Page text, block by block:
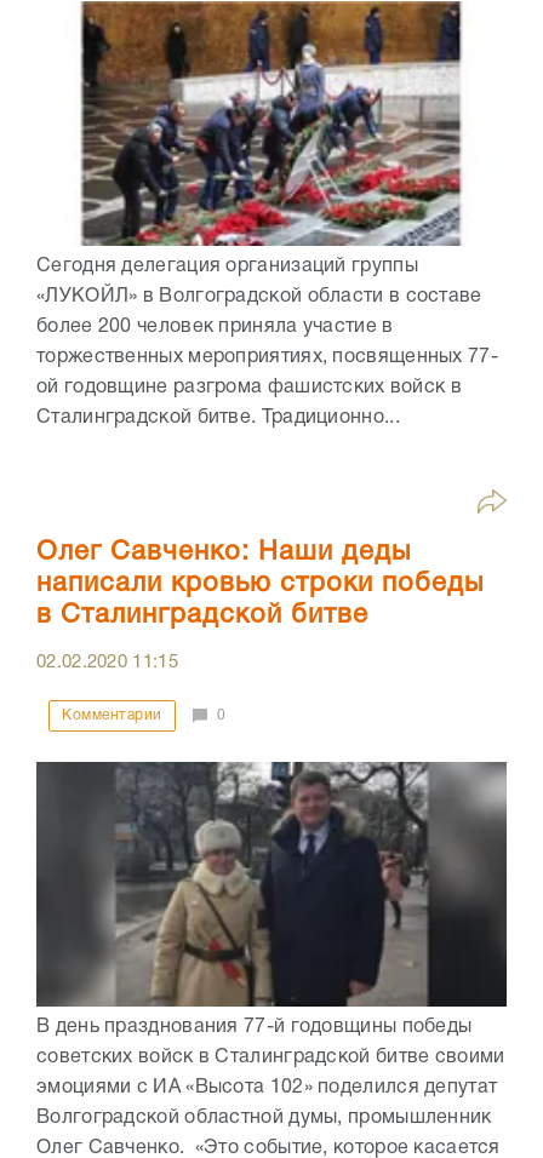
Сегодня делегация организаций группы
«ЛУКОЙЛ» в Волгоградской области в составе
более 200 человек приняла участие в
торжественных мероприятиях, посвященных 77-
ой годовщине разгрома фашистских войск в
Сталинградской битве. Традиционно...
Олег Савченко: Наши деды
написали кровью строки победы
в Сталинградской битве
02.02.2020 11:15
Комментарии 0
В день празднования 77-й годовщины победы
советских войск в Сталинградской битве своими
эмоциями с ИА «Высота 102» поделился депутат
Волгоградской областной думы, промышленник
Олег Савченко. «Это событие, которое касается